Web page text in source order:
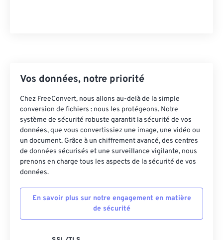
Vos données, notre priorité
Chez FreeConvert, nous allons au-delà de la simple
conversion de fichiers : nous les protégeons. Notre
système de sécurité robuste garantit la sécurité de vos
données, que vous convertissiez une image, une vidéo ou
un document. Grâce à un chiffrement avancé, des centres
de données sécurisés et une surveillance vigilante, nous
prenons en charge tous les aspects de la sécurité de vos
données.
En savoir plus sur notre engagement en matière
de sécurité